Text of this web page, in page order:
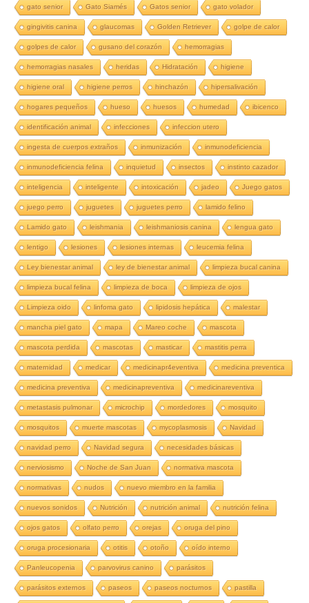
gato senior Gato Siamés Gatos senior gato volador
gingivitis canina glaucomas Golden Retriever golpe de calor
golpes de calor gusano del corazón hemorragias
hemorragias nasales heridas Hidratación higiene
higiene oral higiene perros hinchazón hipersalivación
hogares pequeños hueso huesos humedad ibicenco
identificación animal infecciones infeccion utero
ingesta de cuerpos extraños inmunización inmunodeficiencia
inmunodeficiencia felina inquietud insectos instinto cazador
inteligencia inteligente intoxicación jadeo Juego gatos
juego perro juguetes juguetes perro lamido felino
Lamido gato leishmania leishmaniosis canina lengua gato
lentigo lesiones lesiones internas leucemia felina
Ley bienestar animal ley de bienestar animal limpieza bucal canina
limpieza bucal felina limpieza de boca limpieza de ojos
Limpieza oido linfoma gato lipidosis hepática malestar
mancha piel gato mapa Mareo coche mascota
mascota perdida mascotas masticar mastitis perra
maternidad medicar medicinapr4eventiva medicina preventica
medicina preventiva medicinapreventiva medicinareventiva
metastasis pulmonar microchip mordedores mosquito
mosquitos muerte mascotas mycoplasmosis Navidad
navidad perro Navidad segura necesidades básicas
nerviosismo Noche de San Juan normativa mascota
normativas nudos nuevo miembro en la familia
nuevos sonidos Nutrición nutrición animal nutrición felina
ojos gatos olfato perro orejas oruga del pino
oruga procesionaria otitis otoño oído interno
Panleucopenia parvovirus canino parásitos
parásitos externos paseos paseos nocturnos pastilla